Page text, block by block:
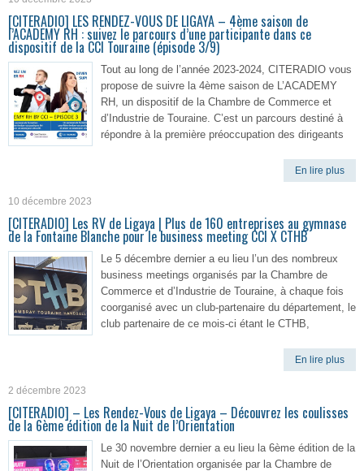
[CITERADIO] LES RENDEZ-VOUS DE LIGAYA – 4ème saison de
l’ACADEMY RH : suivez le parcours d’une participante dans ce
dispositif de la CCI Touraine (épisode 3/9)
Tout au long de l’année 2023-2024, CITERADIO vous
propose de suivre la 4ème saison de L’ACADEMY
RH, un dispositif de la Chambre de Commerce et
d’Industrie de Touraine. C’est un parcours destiné à
répondre à la première préoccupation des dirigeants
En lire plus
10 décembre 2023
[CITERADIO] Les RV de Ligaya | Plus de 160 entreprises au gymnase
de la Fontaine Blanche pour le business meeting CCI X CTHB
Le 5 décembre dernier a eu lieu l’un des nombreux
business meetings organisés par la Chambre de
Commerce et d’Industrie de Touraine, à chaque fois
coorganisé avec un club-partenaire du département, le
club partenaire de ce mois-ci étant le CTHB,
En lire plus
2 décembre 2023
[CITERADIO] – Les Rendez-Vous de Ligaya – Découvrez les coulisses
de la 6ème édition de la Nuit de l’Orientation
Le 30 novembre dernier a eu lieu la 6ème édition de la
Nuit de l’Orientation organisée par la Chambre de